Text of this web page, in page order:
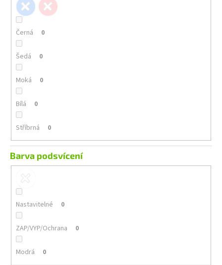
Černá 0
Šedá 0
Moká 0
Bílá 0
Stříbrná 0
Barva podsvícení
Nastavitelné 0
ZAP/VYP/Ochrana 0
Modrá 0